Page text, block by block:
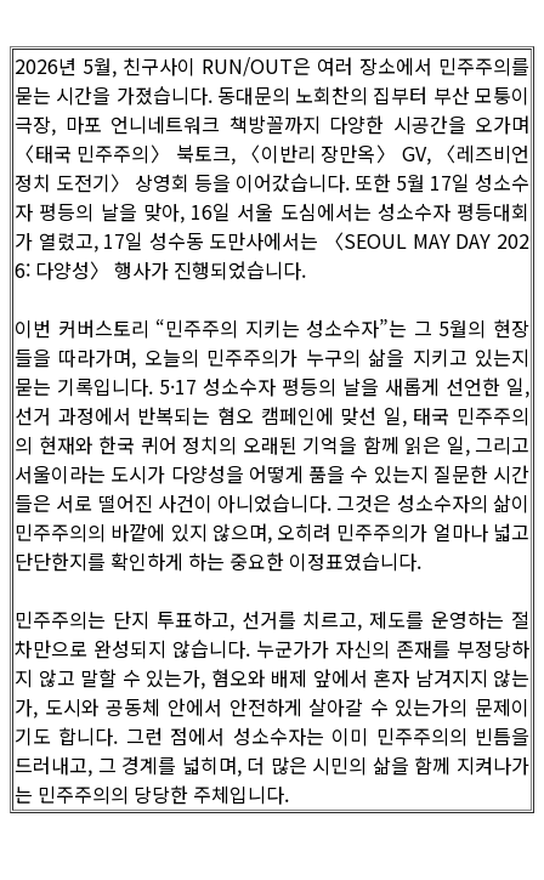
2026년 5월, 친구사이 RUN/OUT은 여러 장소에서 민주주의를
묻는 시간을 가졌습니다. 동대문의 노회찬의 집부터 부산 모퉁이
극장, 마포 언니네트워크 책방꼴까지 다양한 시공간을 오가며
〈태국 민주주의〉 북토크, 〈이반리 장만옥〉 GV, 〈레즈비언
정치 도전기〉 상영회 등을 이어갔습니다. 또한 5월 17일 성소수
자 평등의 날을 맞아, 16일 서울 도심에서는 성소수자 평등대회
가 열렸고, 17일 성수동 도만사에서는 〈SEOUL MAY DAY 202
6: 다양성〉 행사가 진행되었습니다.
이번 커버스토리 “민주주의 지키는 성소수자”는 그 5월의 현장
들을 따라가며, 오늘의 민주주의가 누구의 삶을 지키고 있는지
묻는 기록입니다. 5·17 성소수자 평등의 날을 새롭게 선언한 일,
선거 과정에서 반복되는 혐오 캠페인에 맞선 일, 태국 민주주의
의 현재와 한국 퀴어 정치의 오래된 기억을 함께 읽은 일, 그리고
서울이라는 도시가 다양성을 어떻게 품을 수 있는지 질문한 시간
들은 서로 떨어진 사건이 아니었습니다. 그것은 성소수자의 삶이
민주주의의 바깥에 있지 않으며, 오히려 민주주의가 얼마나 넓고
단단한지를 확인하게 하는 중요한 이정표였습니다.
민주주의는 단지 투표하고, 선거를 치르고, 제도를 운영하는 절
차만으로 완성되지 않습니다. 누군가가 자신의 존재를 부정당하
지 않고 말할 수 있는가, 혐오와 배제 앞에서 혼자 남겨지지 않는
가, 도시와 공동체 안에서 안전하게 살아갈 수 있는가의 문제이
기도 합니다. 그런 점에서 성소수자는 이미 민주주의의 빈틈을
드러내고, 그 경계를 넓히며, 더 많은 시민의 삶을 함께 지켜나가
는 민주주의의 당당한 주체입니다.